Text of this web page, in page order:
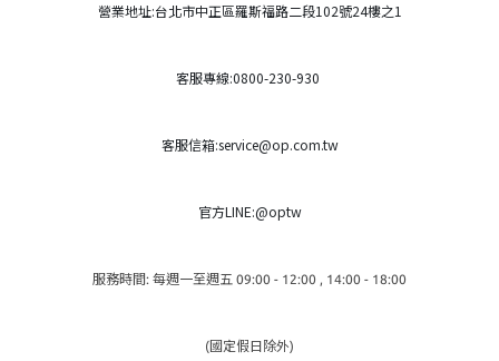
營業地址:台北市中正區羅斯福路二段102號24樓之1
客服專線:0800-230-930
客服信箱:service@op.com.tw
官方LINE:@optw
服務時間: 每週一至週五 09:00 - 12:00 , 14:00 - 18:00
(國定假日除外)